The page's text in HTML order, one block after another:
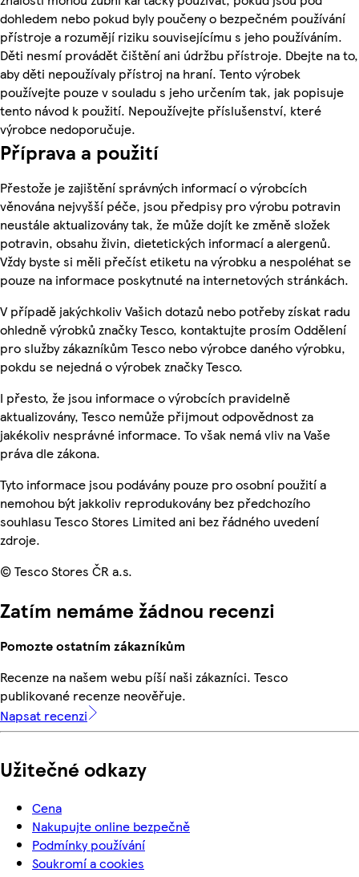
dohledem nebo pokud byly poučeny o bezpečném používání
přístroje a rozumějí riziku souvisejícímu s jeho používáním.
Děti nesmí provádět čištění ani údržbu přístroje. Dbejte na to,
aby děti nepoužívaly přístroj na hraní. Tento výrobek
používejte pouze v souladu s jeho určením tak, jak popisuje
tento návod k použití. Nepoužívejte příslušenství, které
výrobce nedoporučuje.
Příprava a použití
Přestože je zajištění správných informací o výrobcích
věnována nejvyšší péče, jsou předpisy pro výrobu potravin
neustále aktualizovány tak, že může dojít ke změně složek
potravin, obsahu živin, dietetických informací a alergenů.
Vždy byste si měli přečíst etiketu na výrobku a nespoléhat se
pouze na informace poskytnuté na internetových stránkách.
V případě jakýchkoliv Vašich dotazů nebo potřeby získat radu
ohledně výrobků značky Tesco, kontaktujte prosím Oddělení
pro služby zákazníkům Tesco nebo výrobce daného výrobku,
pokdu se nejedná o výrobek značky Tesco.
I přesto, že jsou informace o výrobcích pravidelně
aktualizovány, Tesco nemůže přijmout odpovědnost za
jakékoliv nesprávné informace. To však nemá vliv na Vaše
práva dle zákona.
Tyto informace jsou podávány pouze pro osobní použití a
nemohou být jakkoliv reprodukovány bez předchozího
souhlasu Tesco Stores Limited ani bez řádného uvedení
zdroje.
© Tesco Stores ČR a.s.
Zatím nemáme žádnou recenzi
Pomozte ostatním zákazníkům
Recenze na našem webu píší naši zákazníci. Tesco
publikované recenze neověřuje.
Napsat recenzi
Užitečné odkazy
Cena
Nakupujte online bezpečně
Podmínky používání
Soukromí a cookies